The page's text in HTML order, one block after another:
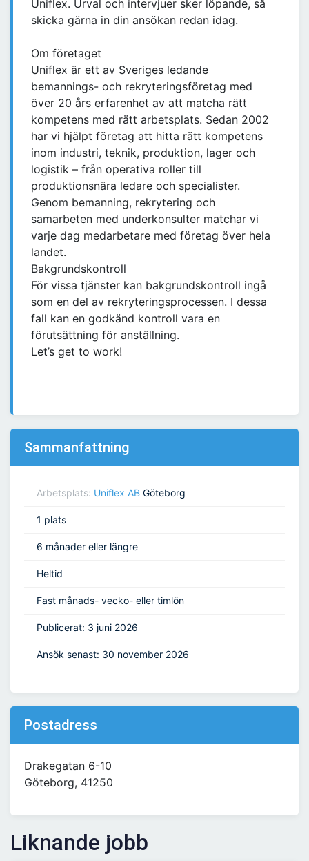
Uniflex. Urval och intervjuer sker löpande, så
skicka gärna in din ansökan redan idag.
Om företaget
Uniflex är ett av Sveriges ledande
bemannings- och rekryteringsföretag med
över 20 års erfarenhet av att matcha rätt
kompetens med rätt arbetsplats. Sedan 2002
har vi hjälpt företag att hitta rätt kompetens
inom industri, teknik, produktion, lager och
logistik – från operativa roller till
produktionsnära ledare och specialister.
Genom bemanning, rekrytering och
samarbeten med underkonsulter matchar vi
varje dag medarbetare med företag över hela
landet.
Bakgrundskontroll
För vissa tjänster kan bakgrundskontroll ingå
som en del av rekryteringsprocessen. I dessa
fall kan en godkänd kontroll vara en
förutsättning för anställning.
Let’s get to work!
Sammanfattning
Arbetsplats: Uniflex AB Göteborg
1 plats
6 månader eller längre
Heltid
Fast månads- vecko- eller timlön
Publicerat: 3 juni 2026
Ansök senast: 30 november 2026
Postadress
Drakegatan 6-10
Göteborg, 41250
Liknande jobb